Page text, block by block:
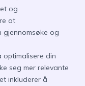
og
at
gjennomsøke og
optimalisere din
seg mer relevante
inkluderer å